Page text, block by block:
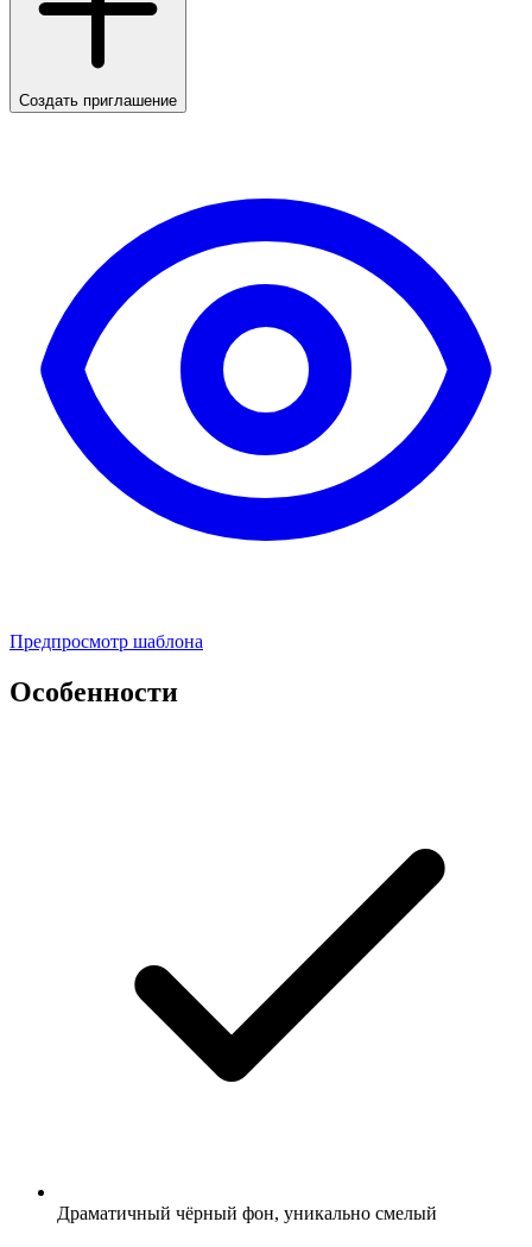
Создать приглашение
Предпросмотр шаблона
Особенности
Драматичный чёрный фон, уникально смелый